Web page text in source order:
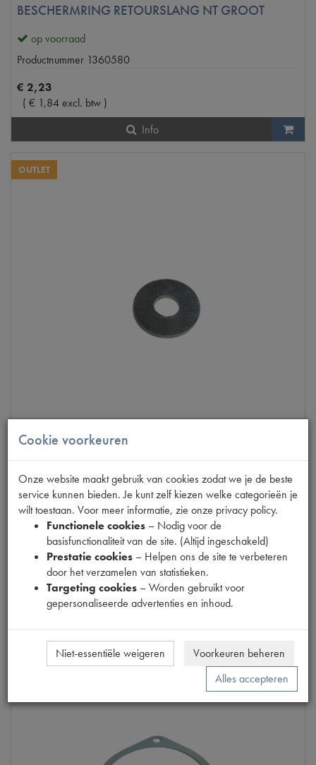
BESCHERMRING RETOURSLANG NT GROOT
op voorraad
Productnummer 1360580
€ 2,23
( € 1,84excl. btw )
Info
OUTLET
SCHOKBREKER RING 10.5X28X2
op voorraad
Productnummer 6360014
€1, 26
Info
Cookie voorkeuren
Onze website maakt gebruik van cookies zodat we je de beste
service kunnen bieden. Je kunt zelf kiezen welke categorieën je
wilt toestaan. Voor meer informatie, zie onze privacy policy.
Functionele cookies – Nodig voor de
basisfunctionaliteit van de site. (Altijd ingeschakeld)
Prestatie cookies – Helpen ons de site te verbeteren
door het verzamelen van statistieken.
Targeting cookies – Worden gebruikt voor
gepersonaliseerde advertenties en inhoud.
Niet-essentiële weigeren
Voorkeuren beheren
Alles accepteren